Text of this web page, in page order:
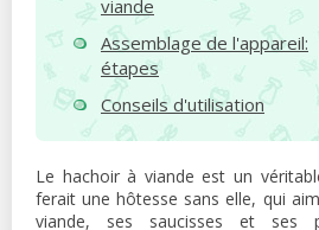
viande
Assemblage de l'appareil:
étapes
Conseils d'utilisation
Le hachoir à viande est un
ferait une hôtesse sans elle, qui
viande, ses saucisses et ses